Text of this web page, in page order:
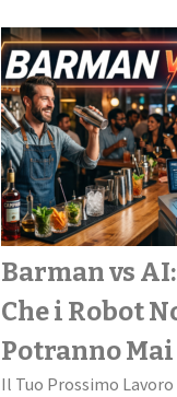
Barman vs
Che i Robot
Potranno
Il Tuo Prossimo